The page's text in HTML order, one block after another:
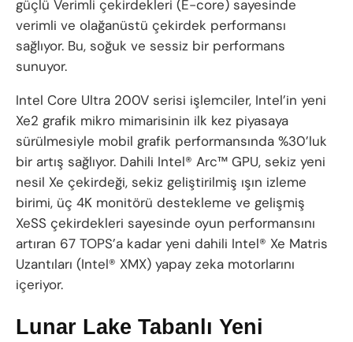
güçlü Verimli çekirdekleri (E-core) sayesinde
verimli ve olağanüstü çekirdek performansı
sağlıyor. Bu, soğuk ve sessiz bir performans
sunuyor.
Intel Core Ultra 200V serisi işlemciler, Intel’in yeni
Xe2 grafik mikro mimarisinin ilk kez piyasaya
sürülmesiyle mobil grafik performansında %30’luk
bir artış sağlıyor. Dahili Intel® Arc™ GPU, sekiz yeni
nesil Xe çekirdeği, sekiz geliştirilmiş ışın izleme
birimi, üç 4K monitörü destekleme ve gelişmiş
XeSS çekirdekleri sayesinde oyun performansını
artıran 67 TOPS’a kadar yeni dahili Intel® Xe Matris
Uzantıları (Intel® XMX) yapay zeka motorlarını
içeriyor.
Lunar Lake Tabanlı Yeni